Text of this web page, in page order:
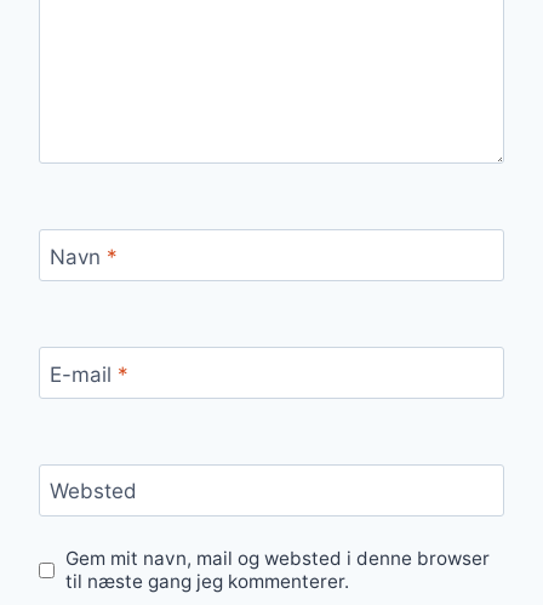
Navn *
E-mail *
Websted
Gem mit navn, mail og websted i denne browser
til næste gang jeg kommenterer.